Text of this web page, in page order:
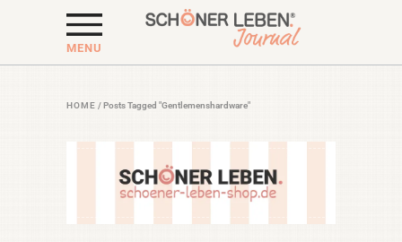
MENU
HOME /Posts Tagged "Gentlemenshardware"